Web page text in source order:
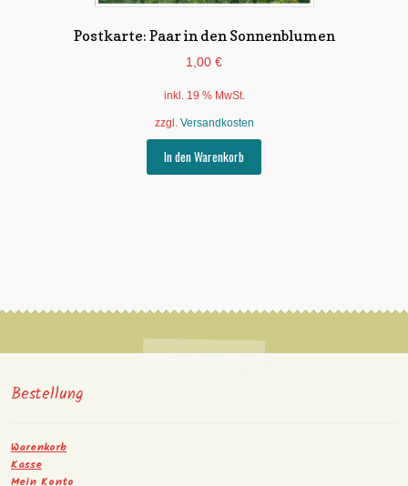
Postkarte: Paar in den Sonnenblumen
1,00 €
inkl. 19 % MwSt.
zzgl. Versandkosten
In den Warenkorb
Bestellung
Warenkorb
Kasse
Mein Konto